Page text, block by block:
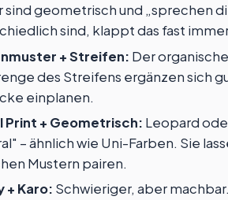
sind geometrisch und „sprechen
sind, klappt das fast
+ Streifen: Der
des Streifens ergänzen sich
einplanen.
Print + Geometrisch: Leopard
– ähnlich wie Uni-Farben. Sie
Mustern pairen.
+ Karo: Schwieriger, aber